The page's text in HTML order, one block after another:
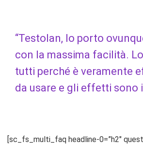
“Testolan, lo porto
con la massima facilità.
tutti perché è veramente
da usare e gli effetti sono
[sc_fs_multi_faq headline-0=”h2″